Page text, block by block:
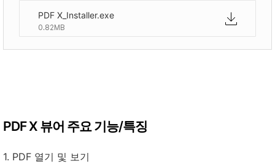
PDF X_Installer.exe
0.82MB
PDF X 뷰어 주요 기능/특징
1. PDF 열기 및 보기